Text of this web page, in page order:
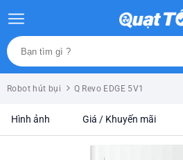
Robot hút bụi Q Revo EDGE 5V1
Hình ảnh Giá / Khuyến mãi